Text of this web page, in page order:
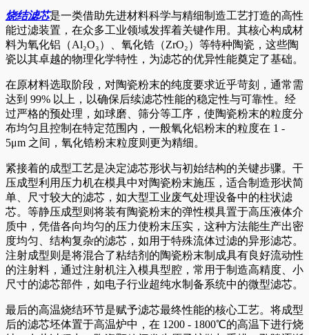
烧结滤芯是一类借助先进材料科学与精细制造工艺打造的高性
能过滤装置，在众多工业领域发挥着关键作用。其核心构成材
料为氧化铝（Al₂O₃）、氧化锆（ZrO₂）等特种陶瓷，这些陶
瓷以其卓越的物理化学特性，为滤芯的优异性能奠定了基础。
在原材料选取阶段，对陶瓷粉末的纯度要求近乎苛刻，通常需
达到 99% 以上，以确保后续滤芯性能的稳定性与可靠性。经
过严格的预处理，如球磨、筛分等工序，使陶瓷粉末的粒度分
布均匀且控制在特定范围内，一般氧化铝粉末的粒度在 1 -
5μm 之间，氧化锆粉末粒度则更为精细。
紧接着的成型工艺是决定滤芯形状与初始结构的关键步骤。干
压成型利用压力机在模具中对陶瓷粉末施压，适合制造形状简
单、尺寸较大的滤芯，如大型工业废气处理设备中的柱状滤
芯。等静压成型则将装有陶瓷粉末的弹性模具置于高压液体介
质中，凭借各向均匀的压力使粉末压实，这种方法能生产出密
度均匀、结构复杂的滤芯，如用于特殊流体过滤的异形滤芯。
注射成型则是将混合了粘结剂的陶瓷粉末制成具有良好流动性
的注射料，通过注射机注入模具型腔，常用于制造高精度、小
尺寸的滤芯部件，如电子行业超纯水制备系统中的微型滤芯。
最后的高温烧结环节是赋予滤芯最终性能的核心工艺。将成型
后的滤芯坯体置于高温炉中，在 1200 - 1800℃的高温下进行烧